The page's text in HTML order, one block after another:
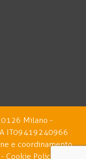
Milano -
IT09419240966
e coordinamento
Cookie Policy